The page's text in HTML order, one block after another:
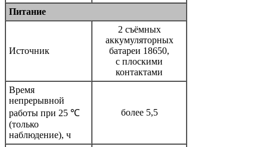
Питание
Источник
2 съёмных
аккумуляторных
батареи 18650,
с плоскими
контактами
Время
непрерывной
работы при 25 ℃
(только
наблюдение), ч
более 5,5